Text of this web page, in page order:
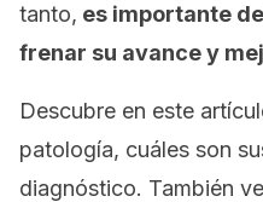
tanto, es importante
frenar su avance y
Descubre en este
patología, cuáles son
diagnóstico. También